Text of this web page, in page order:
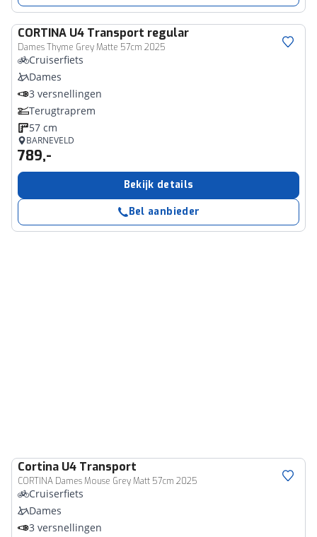
CORTINA U4 Transport regular
Dames Thyme Grey Matte 57cm 2025
Cruiserfiets
Dames
3 versnellingen
Terugtraprem
57 cm
BARNEVELD
789,-
Bekijk details
Bel aanbieder
Cortina U4 Transport
CORTINA Dames Mouse Grey Matt 57cm 2025
Cruiserfiets
Dames
3 versnellingen